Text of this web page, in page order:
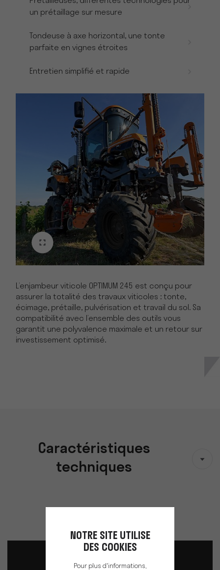
un prétaillage sur mesure
Tondeuse à axe horizontal, une tonte
parfaite en vignes étroites
Entretien simplifié et rapide
L’enjambeur viticole OPTIMUM 245 est conçu pour
assurer la totalité des travaux viticoles : tonte,
écimage, prétaille, pulvérisation et travail du sol. Sa
compatibilité avec l’ensemble des outils vous
garantit une polyvalence maximale et un retour sur
investissement optimisé.
Caractéristiques
techniques
NOTRE SITE UTILISE
DES COOKIES
Pour plus d'informations,